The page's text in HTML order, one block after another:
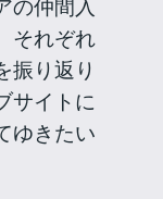
それぞれ
振り返り
サイトに
ゆきたい